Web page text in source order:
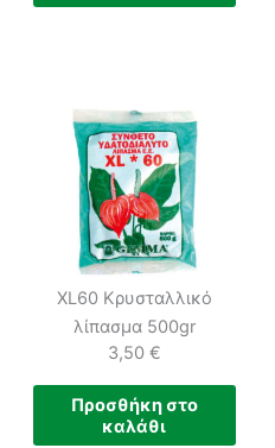
XL60 Κρυσταλλικό
λίπασμα 500gr
3,50 €
Προσθήκη στο
καλάθι